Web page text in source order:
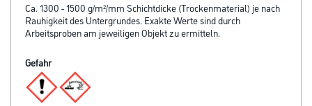
Ca. 1300 - 1500 g/m²/mm Schichtdicke (Trockenmaterial) je nach
Rauhigkeit des Untergrundes. Exakte Werte sind durch
Arbeitsproben am jeweiligen Objekt zu ermitteln.
Gefahr